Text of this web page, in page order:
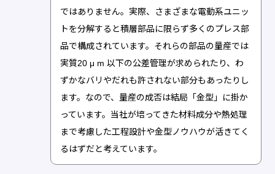
ではありません。実際、さまざまな電動系ユニッ
トを分解すると積層部品に限らず多くのプレス部
品で構成されています。それらの部品の量産では
実質20 μ m 以下の公差管理が求められたり、わ
ずかなバリやだれも許されない部分もあったりし
ます。なので、量産の成否は結局「金型」に掛か
っています。当社が培ってきた材料成分や熱処理
まで考慮した工程設計や金型ノウハウが活きてく
るはずだと考えています。